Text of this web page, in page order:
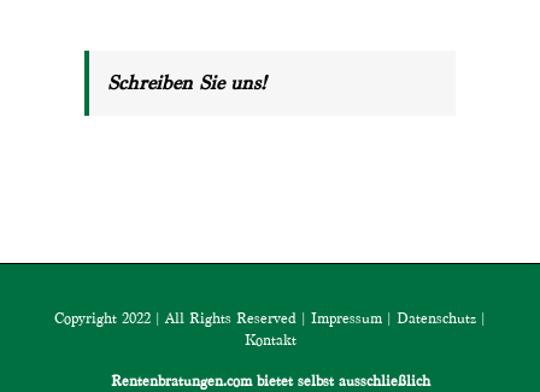
Schreiben Sie uns!
Copyright 2022 | All Rights Reserved | Impressum | Datenschutz |
Kontakt
Rentenbratungen.com bietet selbst ausschließlich